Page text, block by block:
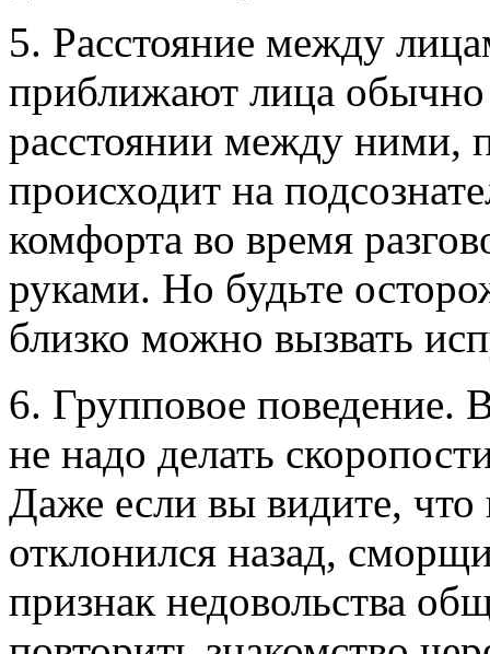
5. Расстояние между
приближают лица
расстоянии между ними,
происходит на
комфорта во время
руками. Но будьте
близко можно вызвать
6. Групповое
не надо делать
Даже если вы видите, что
отклонился назад,
признак недовольства